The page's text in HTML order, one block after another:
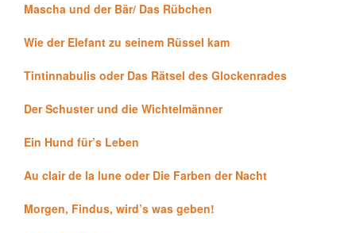
Mascha und der Bär/ Das Rübchen
Wie der Elefant zu seinem Rüssel kam
Tintinnabulis oder Das Rätsel des Glockenrades
Der Schuster und die Wichtelmänner
Ein Hund für’s Leben
Au clair de la lune oder Die Farben der Nacht
Morgen, Findus, wird’s was geben!